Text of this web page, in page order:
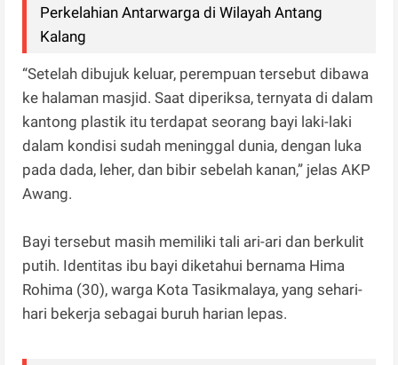
Perkelahian Antarwarga di Wilayah Antang
Kalang
“Setelah dibujuk keluar, perempuan tersebut dibawa
ke halaman masjid. Saat diperiksa, ternyata di dalam
kantong plastik itu terdapat seorang bayi laki-laki
dalam kondisi sudah meninggal dunia, dengan luka
pada dada, leher, dan bibir sebelah kanan,” jelas AKP
Awang.
Bayi tersebut masih memiliki tali ari-ari dan berkulit
putih. Identitas ibu bayi diketahui bernama Hima
Rohima (30), warga Kota Tasikmalaya, yang sehari-
hari bekerja sebagai buruh harian lepas.